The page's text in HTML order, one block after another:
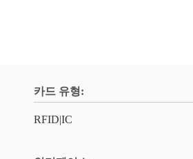
카드 유형:
RFID|IC